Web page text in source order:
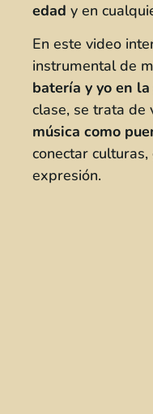
edad y en
En este video
instrumental de
batería y yo en
clase, se trata de
música como
conectar
expresión.